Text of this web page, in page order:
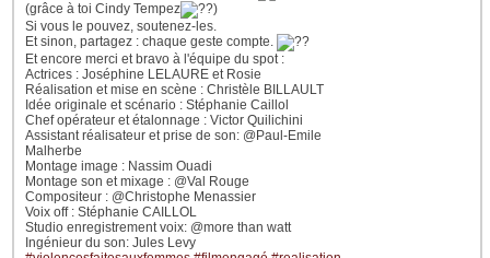
(grâce à toi Cindy Tempez
)
Si vous le pouvez, soutenez-les.
Et sinon, partagez : chaque geste compte.
Et encore merci et bravo à l'équipe du spot :
Actrices : Joséphine LELAURE et Rosie
Réalisation et mise en scène : Christèle BILLAULT
Idée originale et scénario : Stéphanie Caillol
Chef opérateur et étalonnage : Victor Quilichini
Assistant réalisateur et prise de son: @Paul-Emile
Malherbe
Montage image : Nassim Ouadi
Montage son et mixage : @Val Rouge
Compositeur : @Christophe Menassier
Voix off : Stéphanie CAILLOL
Studio enregistrement voix: @more than watt
Ingénieur du son: Jules Levy